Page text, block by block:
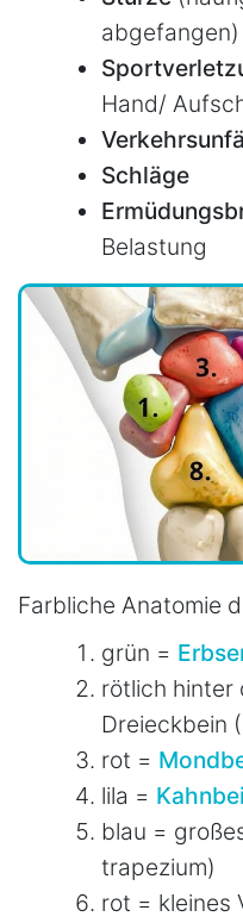
abgefangen)
Hand/
Schläge
Belastung
Farbliche Anatomie
grün =
rötlich hinter
Dreieckbein
rot =
lila =
blau =
trapezium)
rot = kleines